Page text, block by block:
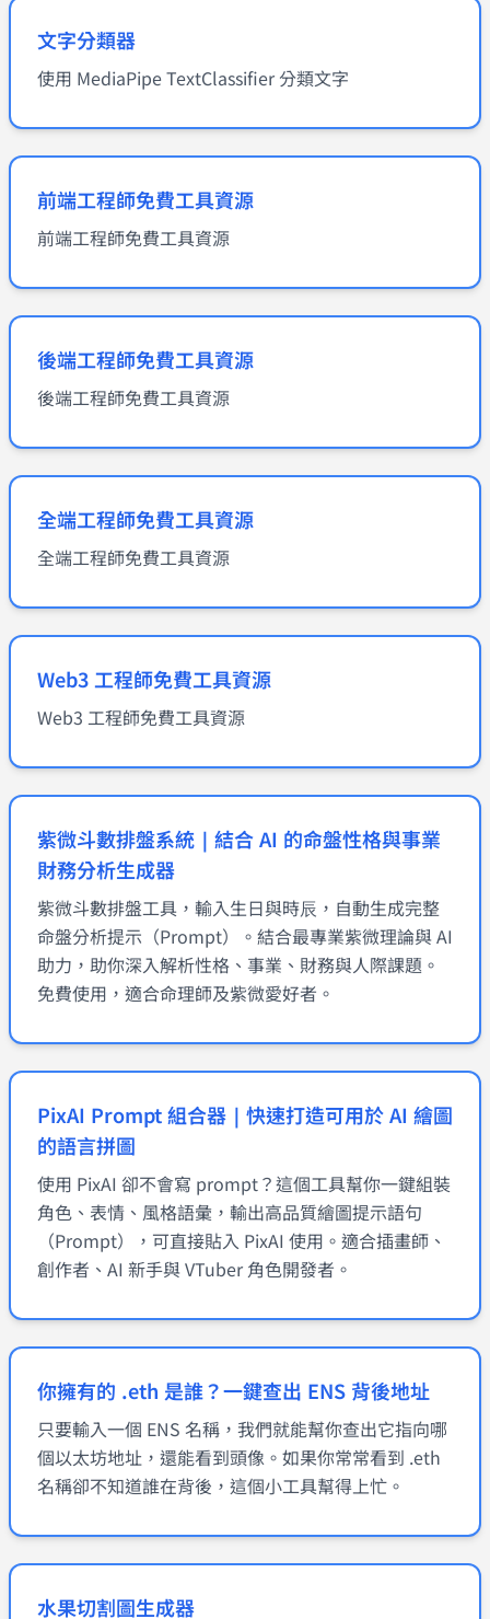
文字分類器
使用 MediaPipe TextClassifier 分類文字
前端工程師免費工具資源
前端工程師免費工具資源
後端工程師免費工具資源
後端工程師免費工具資源
全端工程師免費工具資源
全端工程師免費工具資源
Web3 工程師免費工具資源
Web3 工程師免費工具資源
紫微斗數排盤系統｜結合 AI 的命盤性格與事業
財務分析生成器
紫微斗數排盤工具，輸入生日與時辰，自動生成完整
命盤分析提示（Prompt）。結合最專業紫微理論與 AI
助力，助你深入解析性格、事業、財務與人際課題。
免費使用，適合命理師及紫微愛好者。
PixAI Prompt 組合器｜快速打造可用於 AI 繪圖
的語言拼圖
使用 PixAI 卻不會寫 prompt？這個工具幫你一鍵組裝
角色、表情、風格語彙，輸出高品質繪圖提示語句
（Prompt），可直接貼入 PixAI 使用。適合插畫師、
創作者、AI 新手與 VTuber 角色開發者。
你擁有的 .eth 是誰？一鍵查出 ENS 背後地址
只要輸入一個 ENS 名稱，我們就能幫你查出它指向哪
個以太坊地址，還能看到頭像。如果你常常看到 .eth
名稱卻不知道誰在背後，這個小工具幫得上忙。
水果切割圖生成器